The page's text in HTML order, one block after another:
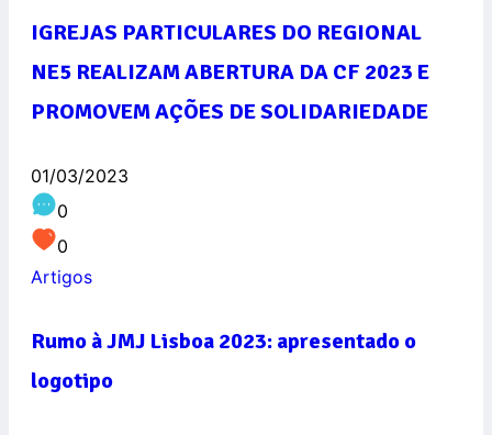
IGREJAS PARTICULARES DO REGIONAL
NE5 REALIZAM ABERTURA DA CF 2023 E
PROMOVEM AÇÕES DE SOLIDARIEDADE
01/03/2023
0
0
Artigos
Rumo à JMJ Lisboa 2023: apresentado o
logotipo